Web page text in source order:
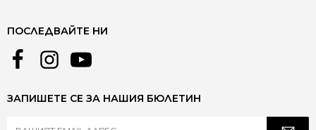
ПОСЛЕДВАЙТЕ НИ
ЗАПИШЕТЕ СЕ ЗА НАШИЯ БЮЛЕТИН